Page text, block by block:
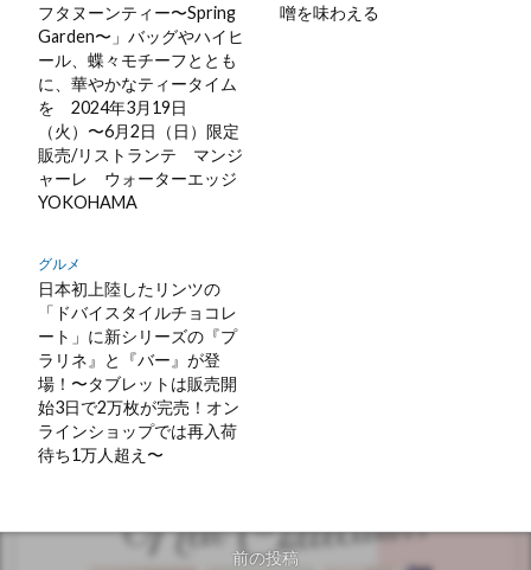
フタヌーンティー〜Spring
Garden〜」バッグやハイヒ
ール、蝶々モチーフととも
に、華やかなティータイム
を 2024年3月19日
（火）〜6月2日（日）限定
販売/リストランテ マンジ
ャーレ ウォーターエッジ
YOKOHAMA
噌を味わえる
グルメ
日本初上陸したリンツの
「ドバイスタイルチョコレ
ート」に新シリーズの『プ
ラリネ』と『バー』が登
場！〜タブレットは販売開
始3日で2万枚が完売！オン
ラインショップでは再入荷
待ち1万人超え〜
前の投稿